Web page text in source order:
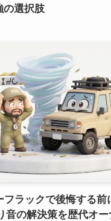
の選択肢
フラックで後悔する前
音の解決策を歴代オ